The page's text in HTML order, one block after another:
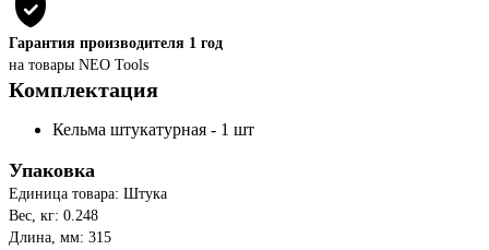
Гарантия производителя 1 год
на товары NEO Tools
Комплектация
Кельма штукатурная - 1 шт
Упаковка
Единица товара: Штука
Вес, кг: 0.248
Длина, мм: 315